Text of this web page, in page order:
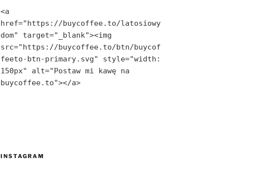
<a
href="https://buycoffee.to/latosiowy
dom" target="_blank"><img
src="https://buycoffee.to/btn/buycof
feeto-btn-primary.svg" style="width:
150px" alt="Postaw mi kawę na
buycoffee.to"></a>
INSTAGRAM